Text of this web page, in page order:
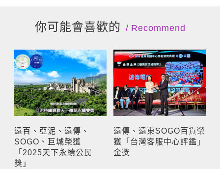
你可能會喜歡的 Recommend
遠百、亞泥、遠傳、
SOGO、巨城榮獲
「2025天下永續公民
獎」
遠傳、遠東SOGO百貨榮
獲「台灣客服中心評鑑」
金獎